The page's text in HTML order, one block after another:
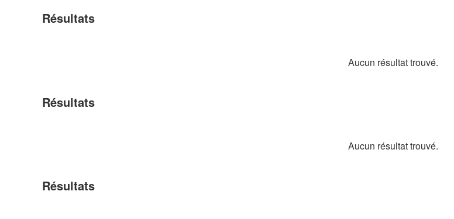
Résultats
Aucun résultat trouvé.
Résultats
Aucun résultat trouvé.
Résultats